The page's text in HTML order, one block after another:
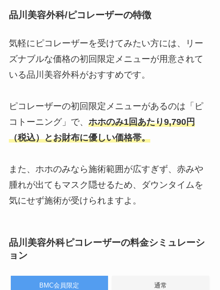
品川美容外科/ピコレーザーの特徴
気軽にピコレーザーを受けてみたい方には、リー
ズナブルな価格の初回限定メニューが用意されて
いる品川美容外科がおすすめです。
ピコレーザーの初回限定メニューがあるのは「ピ
コトーニング」で、 ホホのみ1回あたり9,790円
（税込）とお財布に優しい価格帯。
また、ホホのみなら施術範囲が広すぎず、赤みや
腫れが出てもマスク隠せるため、ダウンタイムを
気にせず施術が受けられますよ。
品川美容外科ピコレーザーの料金シミュレーシ
ョン
BMC会員限定 通常